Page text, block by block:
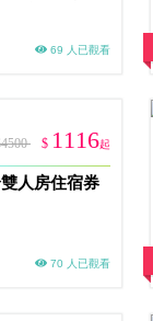
69 人已觀看
$ 1116起
人房住宿券
70 人已觀看